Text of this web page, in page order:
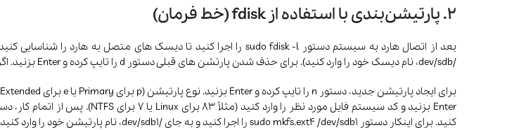
2. پارتیشن‌بندی با استفاده از fdisk (خط فرمان)
/dev/sdb، نام دیسک خود را وارد کنید). برای حذف شدن پارتشن های قبلی دستور d را تایپ کرده و Enter بزنید. اگر چند پارتیشن وجود دارد، شماره پارتیشن را وارد کنید.
کنید. برای اینکار دستور sudo mkfs.ext4 /dev/sdb1 را اجرا کنید و به جای /dev/sdb1، نام پارتیشن خود را وارد کنید.